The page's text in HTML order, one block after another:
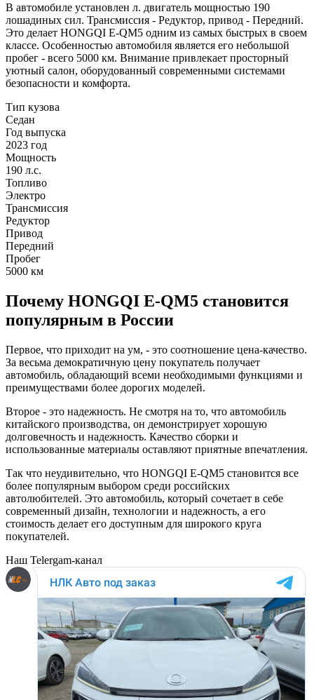
В автомобиле установлен л. двигатель мощностью 190
лошадиных сил. Трансмиссия - Редуктор, привод - Передний.
Это делает HONGQI E-QM5 одним из самых быстрых в своем
классе. Особенностью автомобиля является его небольшой
пробег - всего 5000 км. Внимание привлекает просторный
уютный салон, оборудованный современными системами
безопасности и комфорта.
Тип кузова
Седан
Год выпуска
2023 год
Мощность
190 л.с.
Топливо
Электро
Трансмиссия
Редуктор
Привод
Передний
Пробег
5000 км
Почему HONGQI E-QM5 становится
популярным в России
Первое, что приходит на ум, - это соотношение цена-качество.
За весьма демократичную цену покупатель получает
автомобиль, обладающий всеми необходимыми функциями и
преимуществами более дорогих моделей.
Второе - это надежность. Не смотря на то, что автомобиль
китайского производства, он демонстрирует хорошую
долговечность и надежность. Качество сборки и
использованные материалы оставляют приятные впечатления.
Так что неудивительно, что HONGQI E-QM5 становится все
более популярным выбором среди российских
автолюбителей. Это автомобиль, который сочетает в себе
современный дизайн, технологии и надежность, а его
стоимость делает его доступным для широкого круга
покупателей.
Наш Telergam-канал